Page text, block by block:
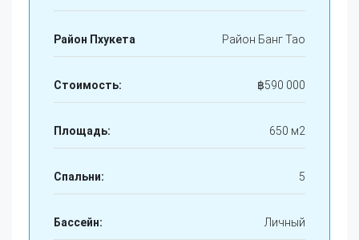
Район Пхукета Район Банг Тао
Стоимость: ฿590 000
Площадь: 650 м2
Спальни: 5
Бассейн: Личный